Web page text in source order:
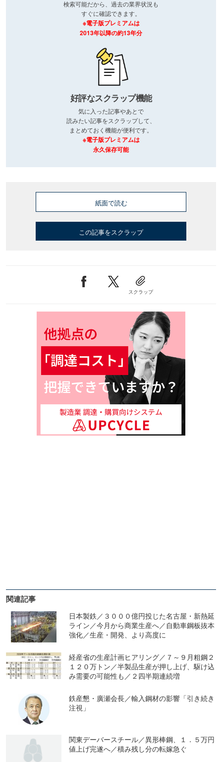
検索可能だから、過去の業界状況も
すぐに確認できます。
※電子版プレミアムは
2013年以降の約13年分
好評なスクラップ機能
気に入った記事やあとで
読みたい記事をスクラップして、
まとめておく機能が便利です。
※電子版プレミアムは
永久保存可能
紙面で読む
この記事をスクラップ
スクラップ
関連記事
日本製鉄／３０００億円投じた名古屋・新熱延
ライン／今月から商業生産へ／自動車鋼板抜本
強化／生産・開発、より高度に
経産省の生産計画ヒアリング／７～９月粗鋼２
１２０万トン／半製品生産が押し上げ、駆け込
み需要の可能性も／２四半期連続増
鉄産懇・廣瀬会長／輸入鋼材の影響「引き続き
注視」
関東デーバースチール／異形棒鋼、１．５万円
値上げ完遂へ／積み残し分の転嫁急ぐ